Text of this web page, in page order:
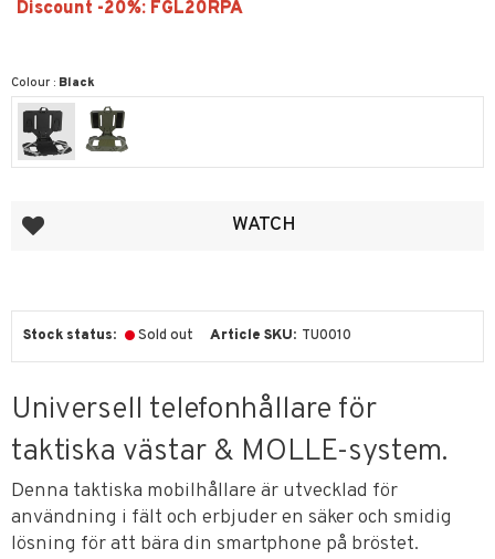
Colour : Black
Add to favorites WATCH
Stock status Sold out Article SKU TU0010
Universell telefonhållare för
taktiska västar & MOLLE-system.
Denna taktiska mobilhållare är utvecklad för
användning i fält och erbjuder en säker och smidig
lösning för att bära din smartphone på bröstet.